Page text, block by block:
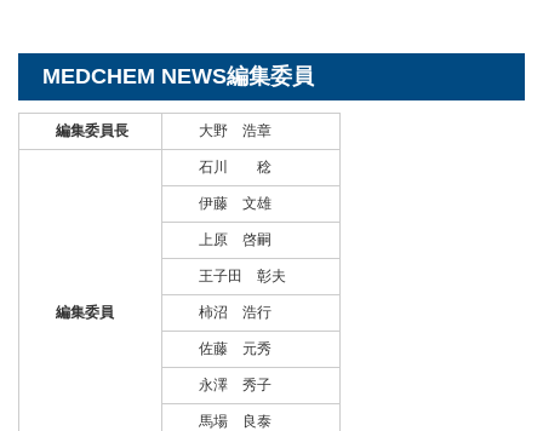
MEDCHEM NEWS編集委員
編集委員長 大野 浩章
編集委員
石川 稔
伊藤 文雄
上原 啓嗣
王子田 彰夫
柿沼 浩行
佐藤 元秀
永澤 秀子
馬場 良泰